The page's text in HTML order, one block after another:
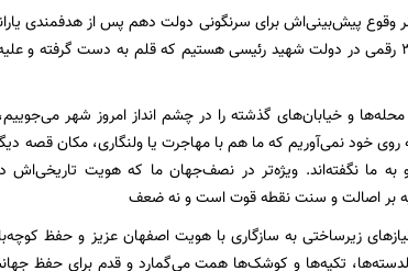
وقوع پیش‌بینی‌اش برای سرنگونی دولت دهم پس از هدفمندی
نتیجه دعوتش از روحانی برای نجات اقتصاد و یا هشدار وقوع تورم ۳ رقمی در دولت شهید رئیسی هستیم که قلم به دست
و خیابان‌های گذشته را در چشم انداز امروز شهر
خود نمی‌آوریم که ما هم با مهاجرت یا ولنگاری، مکان قصه
به ما نگفته‌اند. ویژه‌تر در نصف‌جهان ما که هویت تاریخی‌اش
بر اصالت و سنت نقطه قوت است و نه ضعف
زیرساختی به سازگاری با هویت اصفهان عزیز و حفظ
تکیه‌ها و کوشک‌ها همت می‌گمارد و قدم برای حفظ